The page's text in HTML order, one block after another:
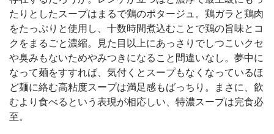
たりとしたスープはまるで鶏のポタージュ。鶏ガラと鶏肉
をたっぷりと使用し、十数時間煮込むことで鶏の旨味とコ
クをまるごと濃縮。見た目以上にあっさりでしつこいクセ
や臭みもないためやみつきになること間違いなし。夢中に
なって麺をすすれば、気付くとスープもなくなっているほ
ど麺に絡む高粘度スープは満足感もばっちり。まさに、飲
むより食べるという表現が相応しい、特濃スープは完食必
至。